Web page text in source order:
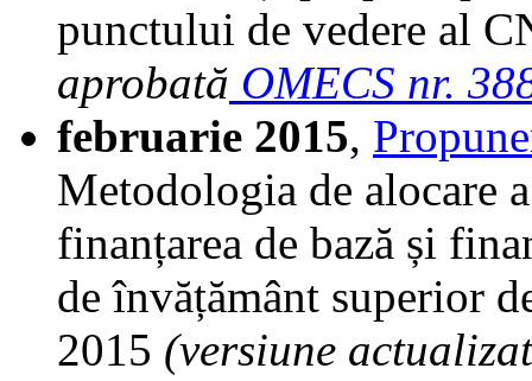
punctului de vedere al
aprobată OMECS nr.
februarie 2015,
Metodologia de alocare
finanțarea de bază și
de învățământ superior
2015 (versiune